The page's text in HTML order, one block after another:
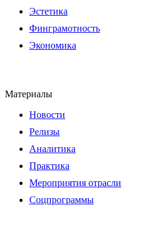
Эстетика
Финграмотность
Экономика
Материалы
Новости
Релизы
Аналитика
Практика
Мероприятия отрасли
Соцпрограммы